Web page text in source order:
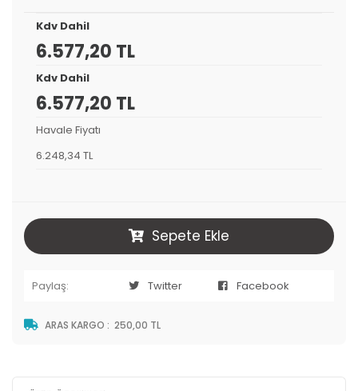
Kdv Dahil
6.577,20 TL
Kdv Dahil
6.577,20 TL
Havale Fiyatı
6.248,34 TL
Sepete Ekle
Paylaş: Twitter Facebook
ARAS KARGO : 250,00 TL